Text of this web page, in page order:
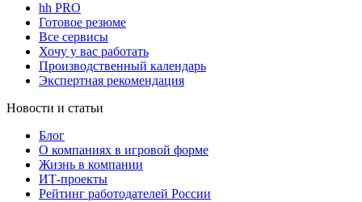
hh PRO
Готовое резюме
Все сервисы
Хочу у вас работать
Производственный календарь
Экспертная рекомендация
Новости и статьи
Блог
О компаниях в игровой форме
Жизнь в компании
ИТ-проекты
Рейтинг работодателей России